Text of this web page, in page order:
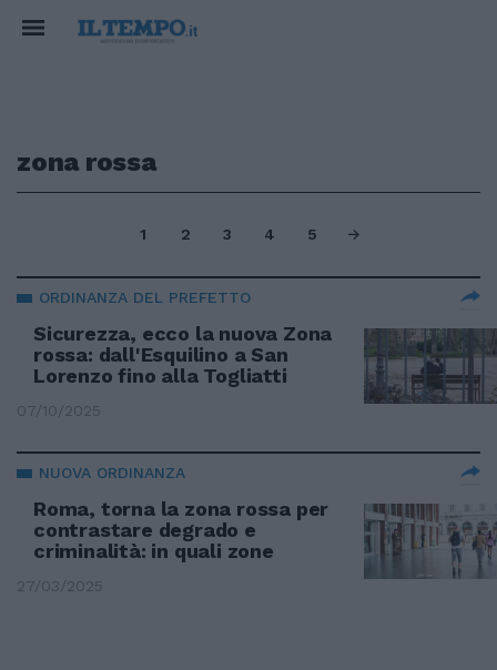
zona rossa
1 2 3 4 5
ORDINANZA DEL PREFETTO
Sicurezza, ecco la nuova Zona
rossa: dall'Esquilino a San
Lorenzo fino alla Togliatti
07/10/2025
NUOVA ORDINANZA
Roma, torna la zona rossa per
contrastare degrado e
criminalità: in quali zone
27/03/2025